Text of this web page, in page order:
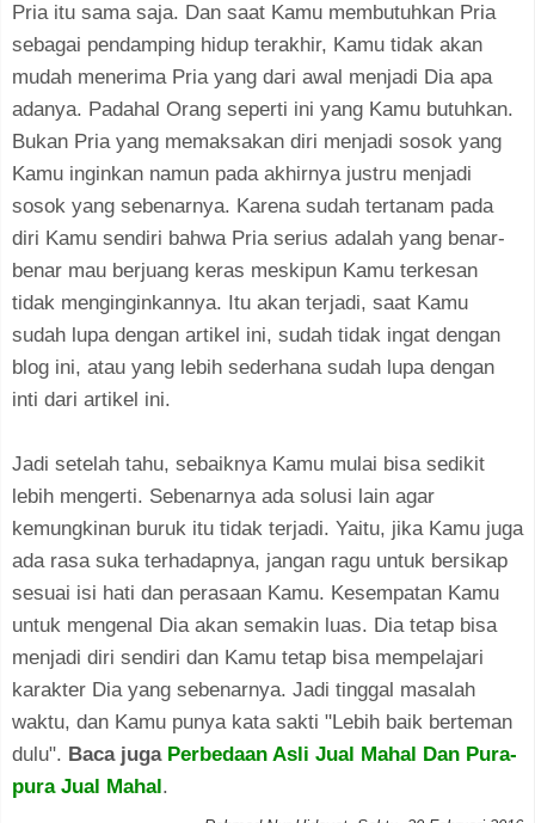
Pria itu sama saja. Dan saat Kamu membutuhkan Pria
sebagai pendamping hidup terakhir, Kamu tidak akan
mudah menerima Pria yang dari awal menjadi Dia apa
adanya. Padahal Orang seperti ini yang Kamu butuhkan.
Bukan Pria yang memaksakan diri menjadi sosok yang
Kamu inginkan namun pada akhirnya justru menjadi
sosok yang sebenarnya. Karena sudah tertanam pada
diri Kamu sendiri bahwa Pria serius adalah yang benar-
benar mau berjuang keras meskipun Kamu terkesan
tidak menginginkannya. Itu akan terjadi, saat Kamu
sudah lupa dengan artikel ini, sudah tidak ingat dengan
blog ini, atau yang lebih sederhana sudah lupa dengan
inti dari artikel ini.
Jadi setelah tahu, sebaiknya Kamu mulai bisa sedikit
lebih mengerti. Sebenarnya ada solusi lain agar
kemungkinan buruk itu tidak terjadi. Yaitu, jika Kamu juga
ada rasa suka terhadapnya, jangan ragu untuk bersikap
sesuai isi hati dan perasaan Kamu. Kesempatan Kamu
untuk mengenal Dia akan semakin luas. Dia tetap bisa
menjadi diri sendiri dan Kamu tetap bisa mempelajari
karakter Dia yang sebenarnya. Jadi tinggal masalah
waktu, dan Kamu punya kata sakti "Lebih baik berteman
dulu". Baca juga Perbedaan Asli Jual Mahal Dan Pura-
pura Jual Mahal.